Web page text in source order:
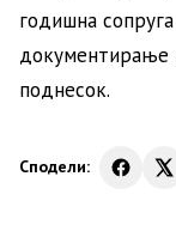
годишна
документирање
поднесок.
Сподели: